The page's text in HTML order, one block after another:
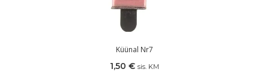
Küünal Nr7
1,50 € sis. KM